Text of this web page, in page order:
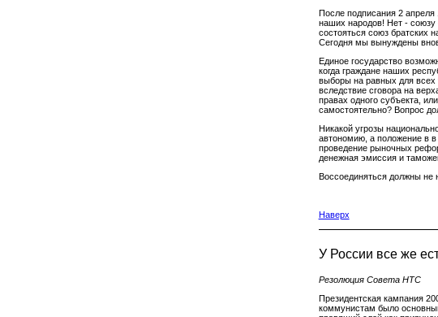
После подписания 2 апреля
наших народов! Нет -
состояться союз братских
Сегодня мы вынуждены
Единое государство
когда граждане наших
выборы на равных для всех
вследствие сговора на
правах одного субъекта,
самостоятельно? Вопрос
Никакой угрозы
автономию, а положение в в
проведение рыночных
денежная эмиссия и
Воссоединяться должны не
Наверх
У России все же
Резолюция Совета НТС
Президентская кампания
коммунистам было